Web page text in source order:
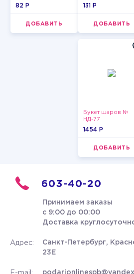
пастельные
82 P
ДОБАВИТЬ
красные
131 P
ДОБАВИТЬ
Букет шаров №
НД-77
1454 P
ДОБАВИТЬ
603-40-20
Принимаем заказы
с 9:00 до 00:00
Доставка
Адрес:
Санкт-Петербург,
23Е